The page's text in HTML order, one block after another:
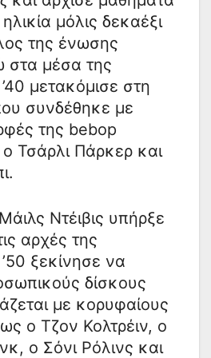
μόλις δεκαέξι
της ένωσης
στα μέσα της
μετακόμισε στη
συνδέθηκε με
της bebop
Τσάρλι Πάρκερ και
Ντέιβις υπήρξε
αρχές της
ξεκίνησε να
δίσκους
με κορυφαίους
ο Τζον Κολτρέιν, ο
ο Σόνι Ρόλινς και